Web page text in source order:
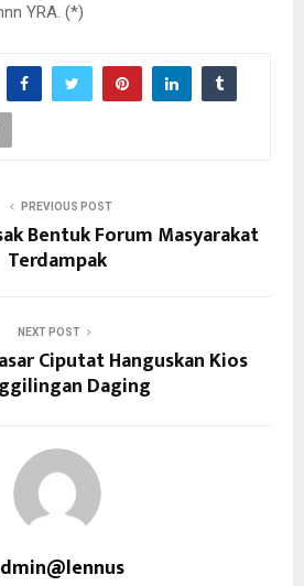
YRA. (*)
PREVIOUS POST
Bentuk Forum Masyarakat
Terdampak
NEXT POST
Ciputat Hanguskan Kios
Daging